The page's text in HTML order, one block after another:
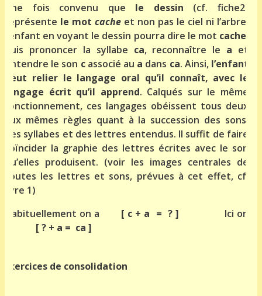
Une fois convenu que le dessin (cf. fiche2)
représente le mot cache et non pas le ciel ni l’arbre,
l’enfant en voyant le dessin pourra dire le mot cache
puis prononcer la syllabe ca, reconnaître le a et
entendre le son c associé au a dans ca. Ainsi, l’enfant
peut relier le langage oral qu’il connaît, avec le
langage écrit qu’il apprend. Calqués sur le même
fonctionnement, ces langages obéissent tous deux
aux mêmes règles quant à la succession des sons,
des syllabes et des lettres entendus. Il suffit de faire
coïncider la graphie des lettres écrites avec le son
qu’elles produisent. (voir les images centrales de
toutes les lettres et sons, prévues à cet effet, cf.
livre 1)
Habituellement on a [ c + a = ? ] Ici on
[ ? + a = ca ]
Exercices de consolidation